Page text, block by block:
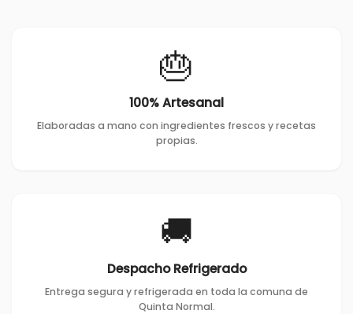
🎂
100% Artesanal
Elaboradas a mano con ingredientes frescos y recetas
propias.
🚚
Despacho Refrigerado
Entrega segura y refrigerada en toda la comuna de
Quinta Normal.